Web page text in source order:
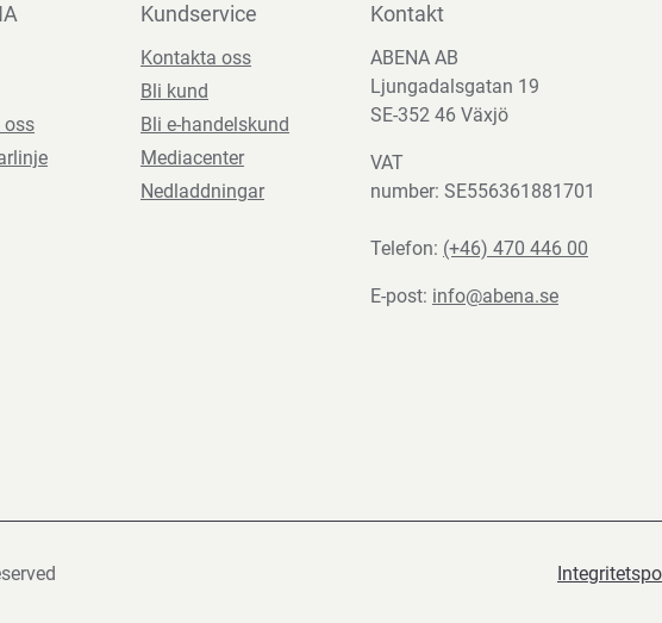
oss
Kundservice
Kontakta oss
Bli kund
Bli e-handelskund
Mediacenter
Nedladdningar
Kontakt
ABENA AB
Ljungadalsgatan 19
SE-352 46 Växjö
VAT
number: SE556361881701
Telefon: (+46) 470 446 00
E-post: info@abena.se